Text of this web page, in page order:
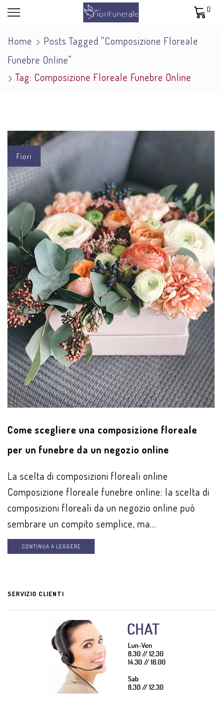
0
Home
Posts Tagged "composizione Floreale
Funebre Online"
Tag: Composizione Floreale Funebre Online
Fiori
Come scegliere una composizione floreale
per un funebre da un negozio online
La scelta di composizioni floreali online
Composizione floreale funebre online: la scelta di
composizioni floreali da un negozio online può
sembrare un compito semplice, ma...
CONTINUA A LEGGERE
SERVIZIO CLIENTI